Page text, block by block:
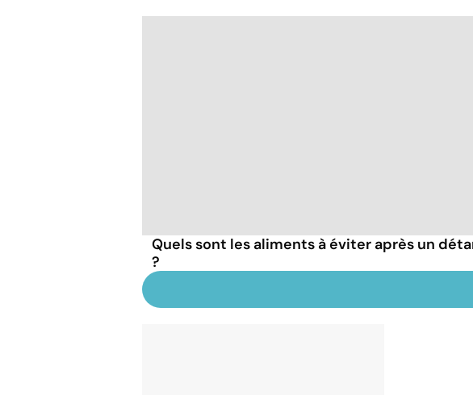
Quels sont les aliments à éviter après un
?